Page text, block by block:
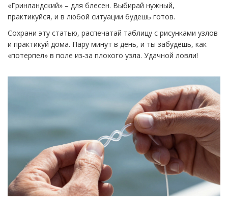
«Гринландский» – для блесен. Выбирай нужный,
практикуйся, и в любой ситуации будешь готов.
Сохрани эту статью, распечатай таблицу с рисунками узлов
и практикуй дома. Пару минут в день, и ты забудешь, как
«потерпел» в поле из‑за плохого узла. Удачной ловли!